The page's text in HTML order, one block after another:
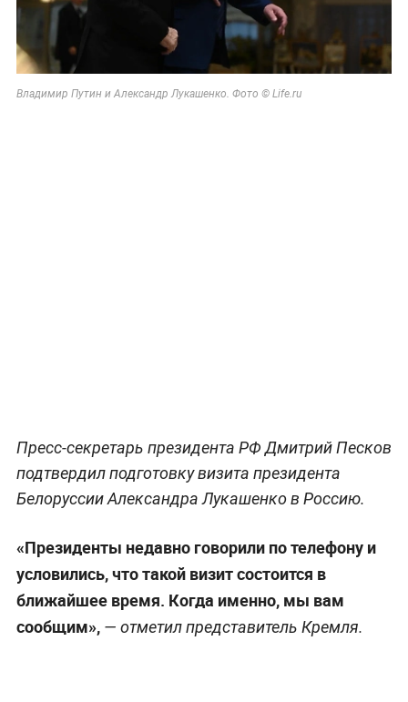
Владимир Путин и Александр Лукашенко. Фото © Life.ru
Пресс-секретарь президента РФ Дмитрий Песков
подтвердил подготовку визита президента
Белоруссии Александра Лукашенко в Россию.
«Президенты недавно говорили по телефону и
условились, что такой визит состоится в
ближайшее время. Когда именно, мы вам
сообщим»,— отметил представитель Кремля.